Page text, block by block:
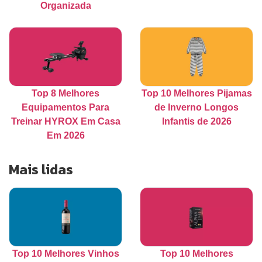
Organizada
Top 8 Melhores
Equipamentos Para
Treinar HYROX Em Casa
Em 2026
Top 10 Melhores Pijamas
de Inverno Longos
Infantis de 2026
Mais lidas
Top 10 Melhores Vinhos
Top 10 Melhores